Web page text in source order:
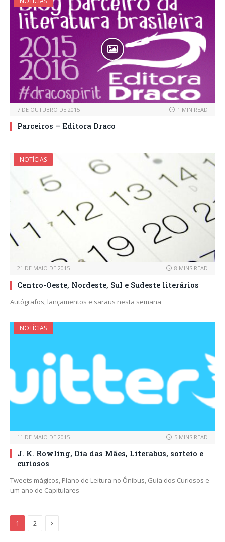
7 DE OUTUBRO DE 2015 1 MIN READ
Parceiros – Editora Draco
NOTÍCIAS
21 DE MAIO DE 2015 8 MINS READ
Centro-Oeste, Nordeste, Sul e Sudeste literários
Autógrafos, lançamentos e saraus nesta semana
NOTÍCIAS
11 DE MAIO DE 2015 5 MINS READ
J. K. Rowling, Dia das Mães, Literabus, sorteio e
curiosos
Tweets mágicos, Plano de Leitura no Ônibus, Guia dos Curiosos e
um ano de Capitulares
1 2 Next